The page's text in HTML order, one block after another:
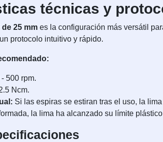
técnicas y
de 25 mm es la configuración más versátil
protocolo intuitivo y rápido.
500 rpm.
Ncm.
Si las espiras se estiran tras el uso, la
la lima ha alcanzado su límite